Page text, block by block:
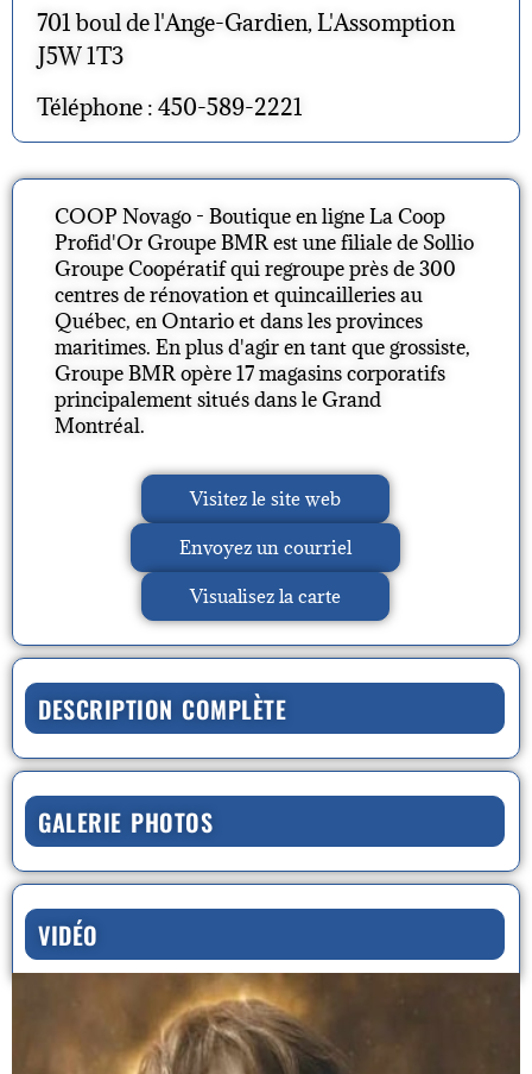
701 boul de l'Ange-Gardien, L'Assomption
J5W 1T3
Téléphone : 450-589-2221
COOP Novago - Boutique en ligne La Coop
Profid'Or Groupe BMR est une filiale de Sollio
Groupe Coopératif qui regroupe près de 300
centres de rénovation et quincailleries au
Québec, en Ontario et dans les provinces
maritimes. En plus d'agir en tant que grossiste,
Groupe BMR opère 17 magasins corporatifs
principalement situés dans le Grand
Montréal.
Visitez le site web
Envoyez un courriel
Visualisez la carte
DESCRIPTION COMPLÈTE
GALERIE PHOTOS
VIDÉO